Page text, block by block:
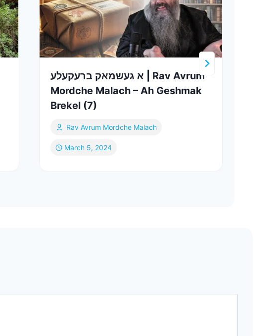
א געשמאק ברעקעלע | Rav Avrum
Mordche Malach – Ah Geshmak
Brekel (7)
Rav Avrum Mordche Malach
March 5, 2024